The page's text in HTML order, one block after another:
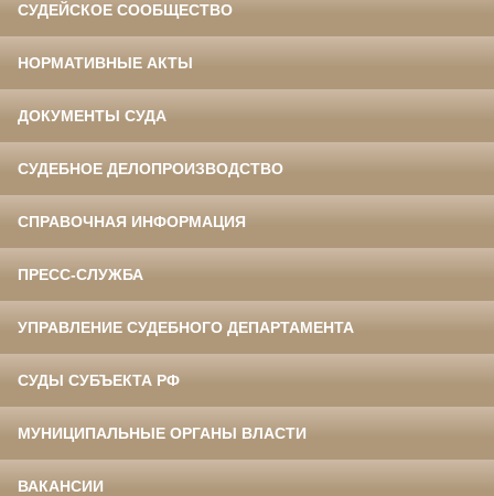
СУДЕЙСКОЕ СООБЩЕСТВО
НОРМАТИВНЫЕ АКТЫ
ДОКУМЕНТЫ СУДА
СУДЕБНОЕ ДЕЛОПРОИЗВОДСТВО
СПРАВОЧНАЯ ИНФОРМАЦИЯ
ПРЕСС-СЛУЖБА
УПРАВЛЕНИЕ СУДЕБНОГО ДЕПАРТАМЕНТА
СУДЫ СУБЪЕКТА РФ
МУНИЦИПАЛЬНЫЕ ОРГАНЫ ВЛАСТИ
ВАКАНСИИ